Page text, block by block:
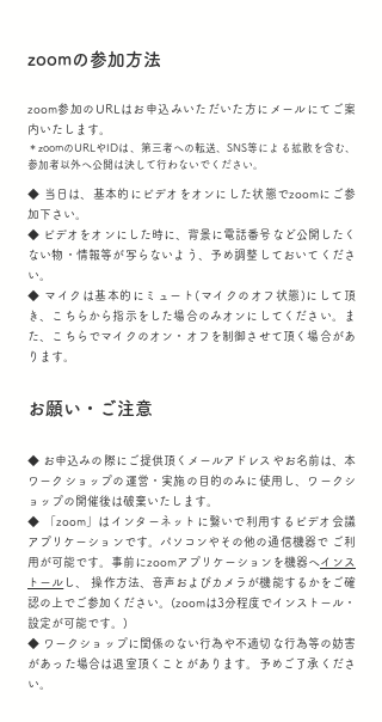
zoomの参加方法
zoom参加のURLはお申込みいただいた方にメールにてご案
内いたします。
＊zoomのURLやIDは、第三者への転送、SNS等による拡散を含む、
参加者以外へ公開は決して行わないでください。
◆ 当日は、基本的にビデオをオンにした状態でzoomにご参
加下さい。
◆ ビデオをオンにした時に、背景に電話番号など公開したく
ない物・情報等が写らないよう、予め調整しておいてくださ
い。
◆ マイクは基本的にミュート(マイクのオフ状態)にして頂
き、こちらから指示をした場合のみオンにしてください。ま
た、こちらでマイクのオン・オフを制御させて頂く場合があ
ります。
お願い・ご注意
◆ お申込みの際にご提供頂くメールアドレスやお名前は、本
ワークショップの運営・実施の目的のみに使用し、ワークシ
ョップの開催後は破棄いたします。
◆ 「zoom」はインターネットに繋いで利用するビデオ会議
アプリケーションです。パソコンやその他の通信機器で ご利
用が可能です。事前にzoomアプリケーションを機器へインス
トール し、 操作方法、音声およびカメラが機能するかをご確
認の上でご参加ください。(zoomは3分程度でインストール・
設定が可能です。)
◆ ワークショップに関係のない行為や不適切な行為等の妨害
があった場合は退室頂くことがあります。予めご了承くださ
い。